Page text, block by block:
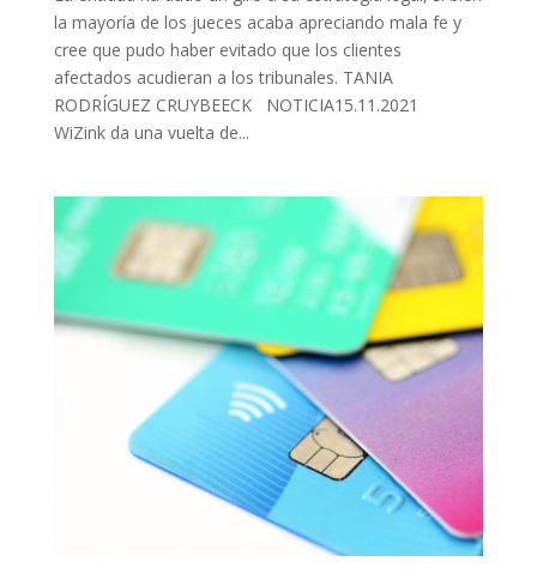
la mayoría de los jueces acaba apreciando mala fe y
cree que pudo haber evitado que los clientes
afectados acudieran a los tribunales. TANIA
RODRÍGUEZ CRUYBEECK NOTICIA15.11.2021
WiZink da una vuelta de...